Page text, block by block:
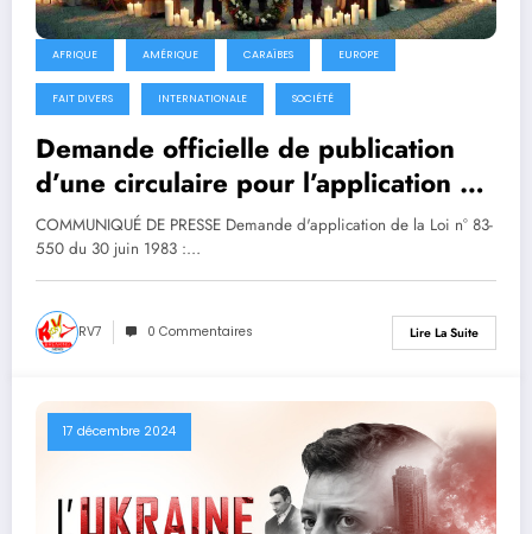
AFRIQUE AMÉRIQUE CARAÏBES EUROPE
FAIT DIVERS INTERNATIONALE SOCIÉTÉ
Demande officielle de publication
d’une circulaire pour l’application de
la loi n° 83-550 du 30 juin 1983
dans les Outre-mer
COMMUNIQUÉ DE PRESSE Demande d'application de la Loi n° 83-
550 du 30 juin 1983 :…
RV7 0 Commentaires Lire La Suite
17 décembre 2024